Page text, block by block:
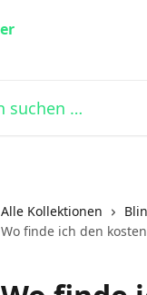
Alle Kollektionen
Wo finde ich den